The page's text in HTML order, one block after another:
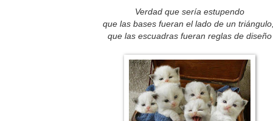
Verdad que sería estupendo
que las bases fueran el lado de un triángulo,
que las escuadras fueran reglas de diseño